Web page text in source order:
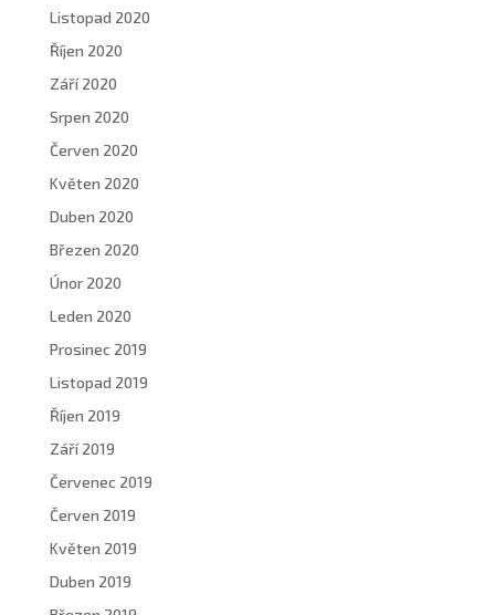
Listopad 2020
Říjen 2020
Září 2020
Srpen 2020
Červen 2020
Květen 2020
Duben 2020
Březen 2020
Únor 2020
Leden 2020
Prosinec 2019
Listopad 2019
Říjen 2019
Září 2019
Červenec 2019
Červen 2019
Květen 2019
Duben 2019